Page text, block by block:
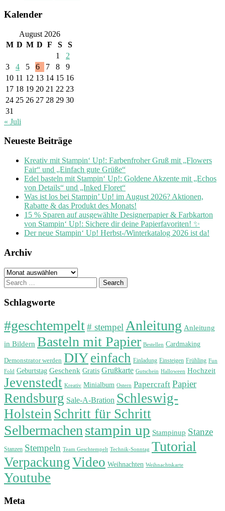
Kalender
August 2026
M D M D F S
S
1
2
3
4 5 6 7 8
9
10 11 12 13 14 15 16
17 18 19 20 21 22 23
24 25 26 27 28 29 30
31
« Juli
Neueste Beiträge
Kreativ mit Stampin‘ Up!: Farbenfroher Gruß mit „Flowers
Fair“ und „Einfach gute Grüße“
Edel basteln mit Stampin‘ Up!: Goldene Akzente mit „Echos
von Details“ und „Inked Floret“
Was ist los bei Stampin’ Up! im August 2026? Aktionen,
Rabatte & das Produkt des Monats!
15 % Sparen auf ausgewählte Designerpapier & Farbkarton
von Stampin‘ Up!: Sichere dir deine Papierfavoriten! ✨
Der neue Stampin‘ Up! Herbst-/Winterkatalog 2026 ist da!
Archiv
Archiv
Search
for:
Schlagworte
#geschtempelt# stempel Anleitung Anleitung
in Bildern Basteln mit Papier Bestellen Cardmaking
Demonstrator werden DIYeinfach Einladung Einsteigen Frühling Fun
Fold Geburtstag Geschenk Gratis Grußkarte Gutschein Halloween Hochzeit
Jevenstedt Kreativ Minialbum Ostern Papercraft Papier
Rendsburg Sale-A-Bration Schleswig-
Holstein Schritt für Schritt
Selbermachen stampin up Stampinup Stanze
Stanzen Stempeln Team Geschtempelt Technik-Sonntag Tutorial
VerpackungVideo Weihnachten Weihnachtskarte
Youtube
Meta